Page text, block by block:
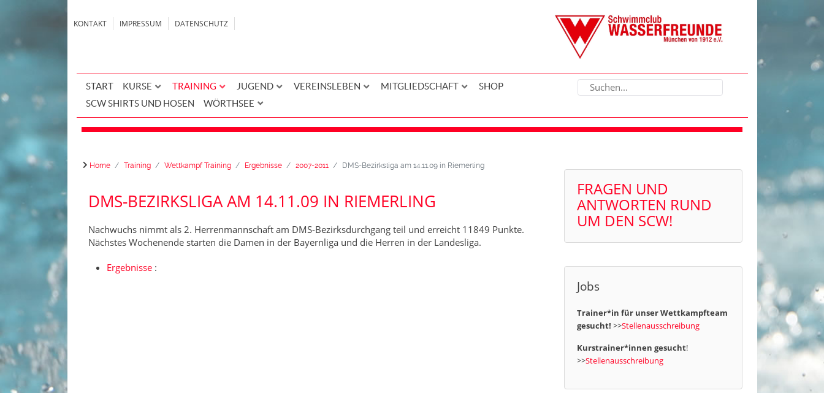
KONTAKT IMPRESSUM DATENSCHUTZ
START KURSE TRAINING JUGEND VEREINSLEBEN MITGLIEDSCHAFT
SHOP
SCW SHIRTS UND HOSEN
WÖRTHSEE
Home Training Wettkampf Training Ergebnisse 2007-2011 DMS-Bezirksliga am 14.11.09 in Riemerling
DMS-BEZIRKSLIGA AM 14.11.09 IN RIEMERLING
Nachwuchs nimmt als 2. Herrenmannschaft am DMS-Bezirksdurchgang teil und erreicht 11849 Punkte.
Nächstes Wochenende starten die Damen in der Bayernliga und die Herren in der Landesliga.
Ergebnisse :
FRAGEN UND
ANTWORTEN RUND
UM DEN SCW!
Jobs
Trainer*in für unser Wettkampfteam
gesucht! >>Stellenausschreibung
Kurstrainer*innen gesucht!
>>Stellenausschreibung